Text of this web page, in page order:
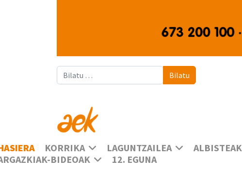
Bilatu Bilatu
KORRIKA LAGUNTZAILEA ALBISTEAK
BIDEOAK
12. EGUNA